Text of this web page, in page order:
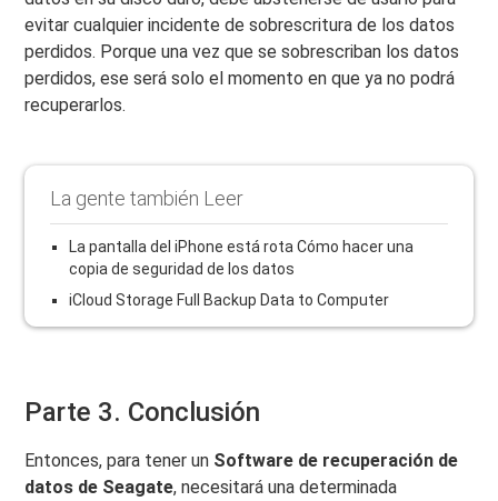
evitar cualquier incidente de sobrescritura de los datos
perdidos. Porque una vez que se sobrescriban los datos
perdidos, ese será solo el momento en que ya no podrá
recuperarlos.
La gente también Leer
La pantalla del iPhone está rota Cómo hacer una
copia de seguridad de los datos
iCloud Storage Full Backup Data to Computer
Parte 3. Conclusión
Entonces, para tener un Software de recuperación de
datos de Seagate, necesitará una determinada